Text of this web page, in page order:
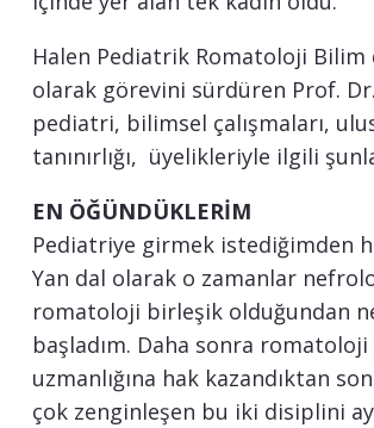
Halen Pediatrik Romatoloji Bilim
olarak görevini sürdüren Prof.
pediatri, bilimsel çalışmaları,
tanınırlığı, üyelikleriyle ilgili
EN ÖĞÜNDÜKLERİM
Pediatriye girmek istediğimden
Yan dal olarak o zamanlar
romatoloji birleşik olduğundan
başladım. Daha sonra romatoloji
uzmanlığına hak kazandıktan
çok zenginleşen bu iki disiplini